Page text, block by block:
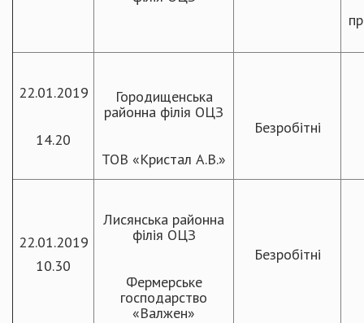
22.01.2019
14.20
Городищенська
районна філія ОЦЗ
ТОВ «Кристал А.В.»
Безробітні
22.01.2019
10.30
Лисянська районна
філія ОЦЗ
Фермерське
господарство
«Валжен»
Безробітні